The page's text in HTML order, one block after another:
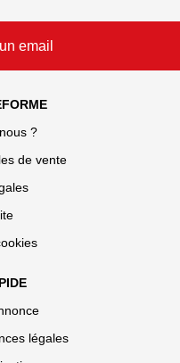
email
?
de vente
légales